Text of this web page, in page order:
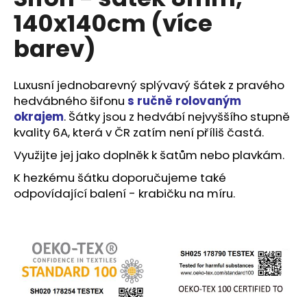
5,0
5
hvězdiček.
140x140cm (více
barev)
Luxusní jednobarevný splývavý šátek z pravého
hedvábného šifonu s ručně rolovaným
okrajem. Šátky jsou z hedvábí nejvyššího stupně
kvality 6A, která v ČR zatím není příliš častá.
Využijte jej jako doplněk k šatům nebo plavkám.
K hezkému šátku doporučujeme také
odpovídající balení - krabičku na míru.
a
j
í
?
HLEDAT
o